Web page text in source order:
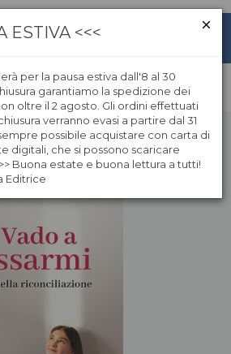
ESTIVA <<<
per la pausa estiva dall'8 al 30
garantiamo la spedizione dei
oltre il 2 agosto. Gli ordini effettuati
verranno evasi a partire dal 31
possibile acquistare con carta di
digitali, che si possono scaricare
Buona estate e buona lettura a tutti!
Editrice